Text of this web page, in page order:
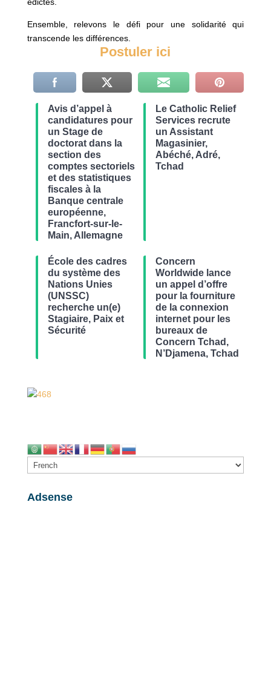
Ensemble, relevons le défi pour une solidarité qui
transcende les différences.
Postuler ici
Avis d’appel à
candidatures pour
un Stage de
doctorat dans la
section des
comptes sectoriels
et des statistiques
fiscales à la
Banque centrale
européenne,
Francfort-sur-le-
Main, Allemagne
Le Catholic Relief
Services recrute
un Assistant
Magasinier,
Abéché, Adré,
Tchad
École des cadres
du système des
Nations Unies
(UNSSC)
recherche un(e)
Stagiaire, Paix et
Sécurité
Concern
Worldwide lance
un appel d’offre
pour la fourniture
de la connexion
internet pour les
bureaux de
Concern Tchad,
N’Djamena, Tchad
Adsense